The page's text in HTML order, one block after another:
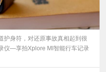
护身符，对还原事故真相起到很
仪—享拍Xplore MI智能行车记录